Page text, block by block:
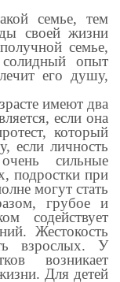
семье, тем
своей жизни
семье,
солидный опыт
его душу,
имеют два
если она
который
если личность
сильные
подростки при
могут стать
грубое и
содействует
Жестокость
взрослых. У
возникает
Для детей